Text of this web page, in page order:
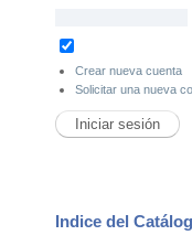
Crear nueva cuenta
Solicitar una nueva
Indice del